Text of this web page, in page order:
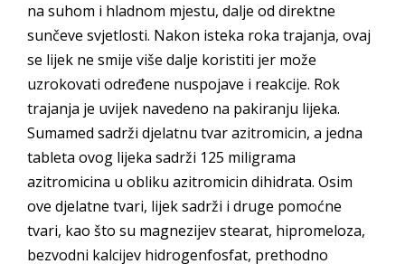
na suhom i hladnom mjestu, dalje od direktne
sunčeve svjetlosti. Nakon isteka roka trajanja, ovaj
se lijek ne smije više dalje koristiti jer može
uzrokovati određene nuspojave i reakcije. Rok
trajanja je uvijek navedeno na pakiranju lijeka.
Sumamed sadrži djelatnu tvar azitromicin, a jedna
tableta ovog lijeka sadrži 125 miligrama
azitromicina u obliku azitromicin dihidrata. Osim
ove djelatne tvari, lijek sadrži i druge pomoćne
tvari, kao što su magnezijev stearat, hipromeloza,
bezvodni kalcijev hidrogenfosfat, prethodno